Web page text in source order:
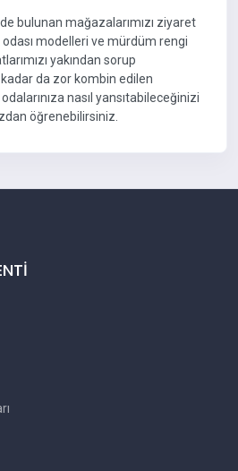
bulunan mağazalarımızı ziyaret
modelleri ve mürdüm rengi
yakından sorup
da zor kombin edilen
nasıl yansıtabileceğinizi
öğrenebilirsiniz.